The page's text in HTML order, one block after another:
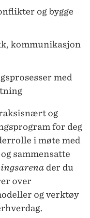
og bygge
kommunikasjon
med
og
for deg
i møte med
sammensatte
der du
over
og verktøy